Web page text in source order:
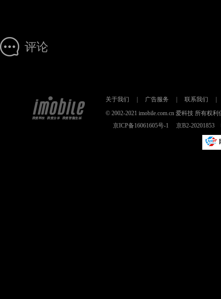
评论
关于我们 广告服务 联系我们
© 2002-2021 imobile.com.cn 爱科技 所有权
京ICP备16061605号-1
京B2-20201853